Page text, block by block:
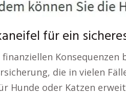
für ein
Konsequenzen
die in vielen
Hunde oder Katzen